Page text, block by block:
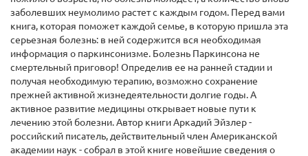
заболевших неумолимо растет с каждым годом. Перед вами
книга, которая поможет каждой семье, в которую пришла эта
серьезная болезнь: в ней содержится вся необходимая
информация о паркинсонизме. Болезнь Паркинсона не
смертельный приговор! Определив ее на ранней стадии и
получая необходимую терапию, возможно сохранение
прежней активной жизнедеятельности долгие годы. А
активное развитие медицины открывает новые пути к
лечению этой болезни. Автор книги Аркадий Эйзлер -
российский писатель, действительный член Американской
академии наук - собрал в этой книге новейшие сведения о